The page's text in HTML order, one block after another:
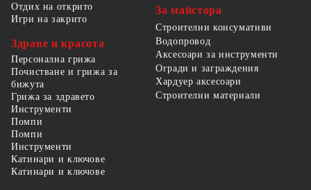
Отдих на открито
Игри на закрито
Здраве и красота
Персонална грижа
Почистване и грижа за
бижута
Грижа за здравето
За майстора
Строителни консумативи
Водопровод
Аксесоари за инструменти
Огради и заграждения
Хардуер аксесоари
Строителни материали
Инструменти
Помпи
Помпи
Инструменти
Катинари и ключове
Катинари и ключове